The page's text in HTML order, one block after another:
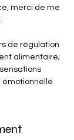
merci de me
de régulation
alimentaire;
émotionnelle